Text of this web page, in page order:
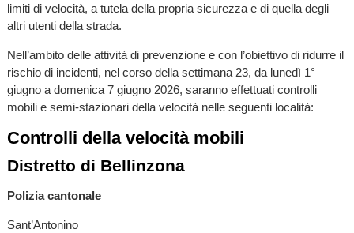
limiti di velocità, a tutela della propria sicurezza e di quella degli
altri utenti della strada.
Nell’ambito delle attività di prevenzione e con l’obiettivo di ridurre il
rischio di incidenti, nel corso della settimana 23, da lunedì 1°
giugno a domenica 7 giugno 2026, saranno effettuati controlli
mobili e semi-stazionari della velocità nelle seguenti località:
Controlli della velocità mobili
Distretto di Bellinzona
Polizia cantonale
Sant’Antonino